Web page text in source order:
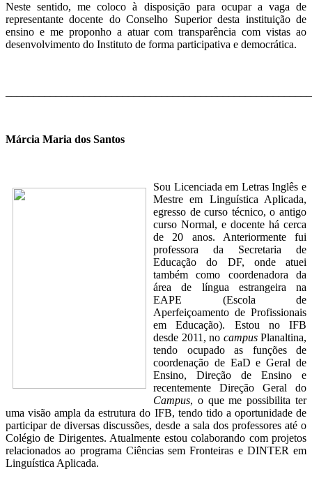
Neste sentido, me coloco à disposição para ocupar a vaga de
representante docente do Conselho Superior desta instituição de
ensino e me proponho a atuar com transparência com vistas ao
desenvolvimento do Instituto de forma participativa e democrática.
Márcia Maria dos Santos
Sou Licenciada em Letras Inglês e
Mestre em Linguística Aplicada,
egresso de curso técnico, o antigo
curso Normal, e docente há cerca
de 20 anos. Anteriormente fui
professora da Secretaria de
Educação do DF, onde atuei
também como coordenadora da
área de língua estrangeira na
EAPE (Escola de
Aperfeiçoamento de Profissionais
em Educação). Estou no IFB
desde 2011, no campusPlanaltina,
tendo ocupado as funções de
coordenação de EaD e Geral de
Ensino, Direção de Ensino e
recentemente Direção Geral do
Campus, o que me possibilita ter
uma visão ampla da estrutura do IFB, tendo tido a oportunidade de
participar de diversas discussões, desde a sala dos professores até o
Colégio de Dirigentes. Atualmente estou colaborando com projetos
relacionados ao programa Ciências sem Fronteiras e DINTER em
Linguística Aplicada.